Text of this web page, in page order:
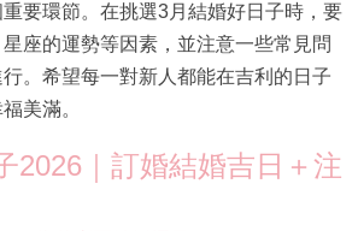
要環節。在挑選3月結婚好日子時，要
座的運勢等因素，並注意一些常見問
。希望每一對新人都能在吉利的日子
美滿。
2026｜訂婚結婚吉日＋注